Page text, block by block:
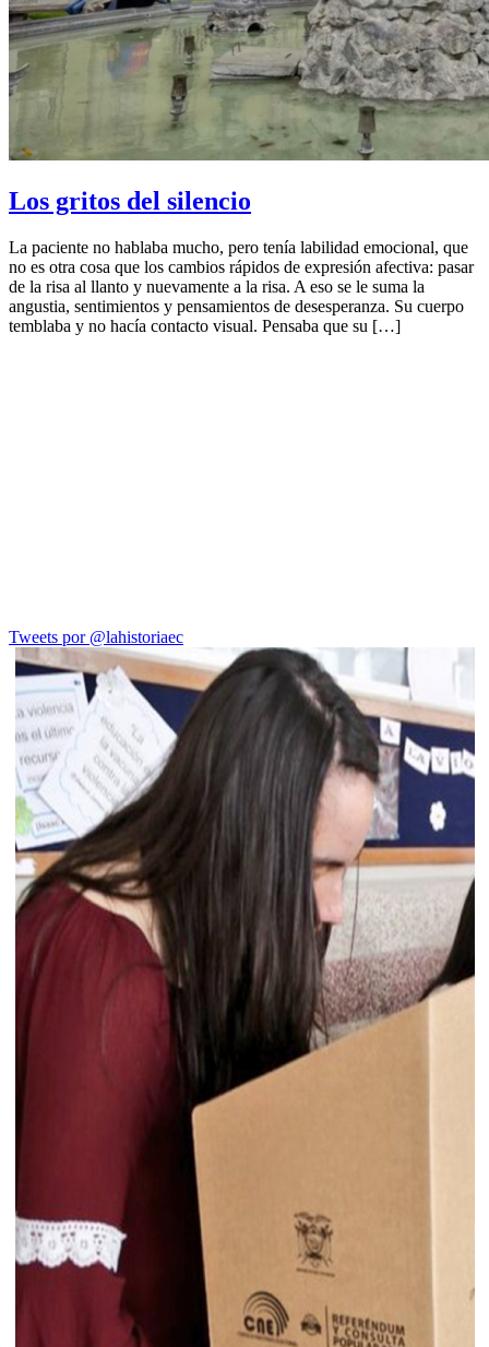
Los gritos del silencio
La paciente no hablaba mucho, pero tenía labilidad emocional, que
no es otra cosa que los cambios rápidos de expresión afectiva: pasar
de la risa al llanto y nuevamente a la risa. A eso se le suma la
angustia, sentimientos y pensamientos de desesperanza. Su cuerpo
temblaba y no hacía contacto visual. Pensaba que su […]
Tweets por @lahistoriaec